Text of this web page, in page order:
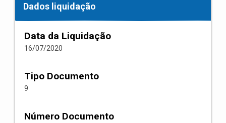
Dados liquidação
Data da Liquidação
16/07/2020
Tipo Documento
9
Número Documento